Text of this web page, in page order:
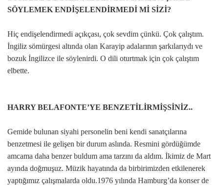
SÖYLEMEK ENDİŞELENDİRMEDİ Mİ SİZİ?
Hiç endişelendirmedi açıkçası, çok sevdim çünkü. Çok çalıştım.
İngiliz sömürgesi altında olan Karayip adalarının şarkılarıydı ve
bozuk İngilizce ile söylenirdi. O dili oturtmak için çok çalıştım
elbette.
HARRY BELAFONTE’YE BENZETİLİRMİŞSİNİZ..
Gemide bulunan siyahi personelin beni kendi sanatçılarına
benzetmesi ile gelişen bir durum aslında. Resmini gördüğümde
amcama daha benzer buldum ama tarzını da aldım. İkimiz de Mart
ayında doğmuşuz. Müzik hayatında da birbirimizden etkilenerek
yaptığımız çalışmalarda oldu.1976 yılında Hamburg’da konser de